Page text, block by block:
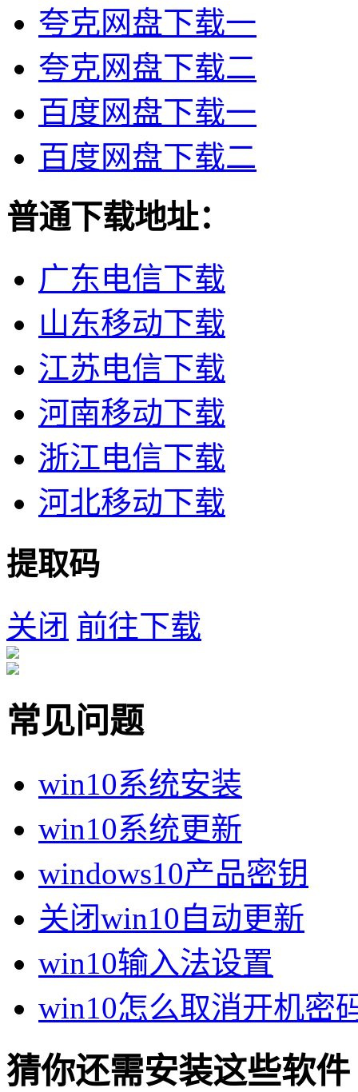
夸克网盘下载一
夸克网盘下载二
百度网盘下载一
百度网盘下载二
普通下载地址：
广东电信下载
山东移动下载
江苏电信下载
河南移动下载
浙江电信下载
河北移动下载
提取码
关闭 前往下载
常见问题
win10系统安装
win10系统更新
windows10产品密钥
关闭win10自动更新
win10输入法设置
win10怎么取消开机密
猜你还需安装这些软件